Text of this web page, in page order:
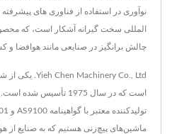
نوآوری در استفاده از فناوری های پیشرفته
المللی سخت گیرانه آشکار است، که
چالش برانگیز در صنایعی مانند هوافضا
ماشین‌های پیچ‌زنی هستیم که به صنایع از